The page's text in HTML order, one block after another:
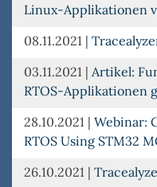
Linux-Applikationen
08.11.2021 |
03.11.2021 | Artikel:
RTOS-Applikationen
28.10.2021 | Webinar:
RTOS Using STM32
26.10.2021 |